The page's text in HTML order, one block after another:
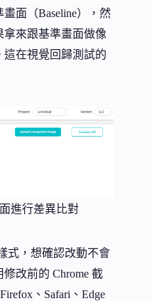
面（Baseline），然
來跟基準畫面做像
在視覺回歸測試的
進行差異比對
式，想確認改動不會
改前的 Chrome 截
、Safari、Edge